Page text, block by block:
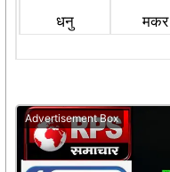
धनु मकर
Advertisement Box